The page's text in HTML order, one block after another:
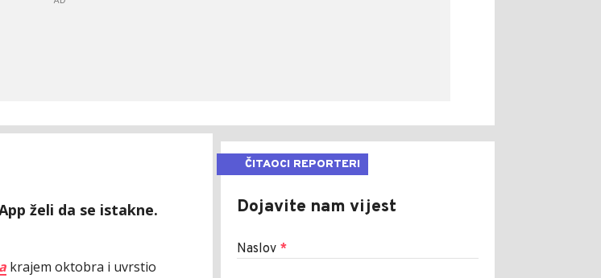
želi da se istakne.
krajem oktobra i uvrstio
ČITAOCI REPORTERI
Dojavite nam vijest
Naslov *